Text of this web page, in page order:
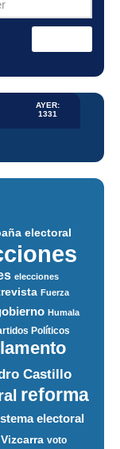
AYER:
1331
electoral
elecciones
Fuerza
Humala
Políticos
Castillo
reforma
electoral
Vizcarra voto